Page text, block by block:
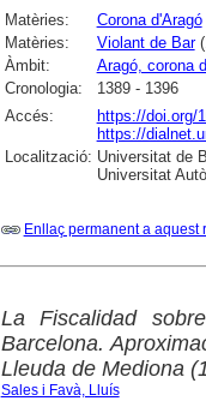
Matèries: Corona d'Aragó
Matèries:
Violant de Bar
Àmbit:
Aragó, corona
Cronologia:
1389 - 1396
Accés:
https://doi.org/
https://
Localització: Universitat de
Universitat
Enllaç permanent a aquest
La Fiscalidad
Barcelona.
Lleuda de Mediona
Sales i Favà, Lluís